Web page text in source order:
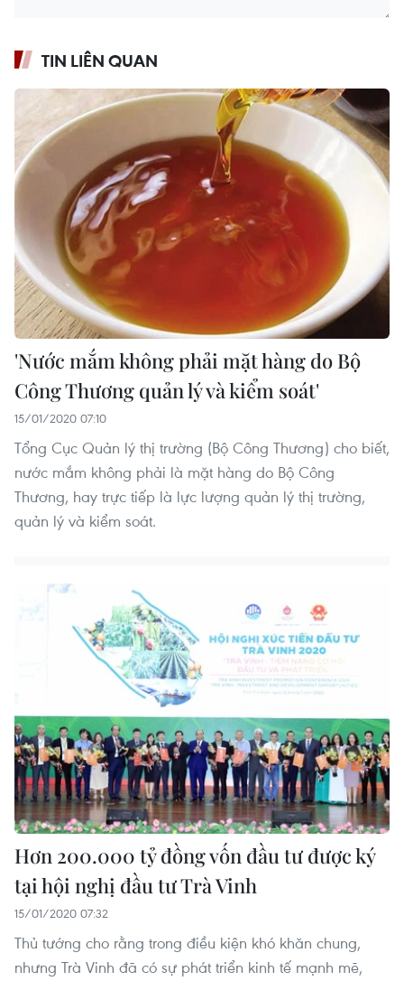
TIN LIÊN QUAN
'Nước mắm không phải mặt hàng do Bộ
Công Thương quản lý và kiểm soát'
15/01/2020 07:10
Tổng Cục Quản lý thị trường (Bộ Công Thương) cho biết,
nước mắm không phải là mặt hàng do Bộ Công
Thương, hay trực tiếp là lực lượng quản lý thị trường,
quản lý và kiểm soát.
Hơn 200.000 tỷ đồng vốn đầu tư được ký
tại hội nghị đầu tư Trà Vinh
15/01/2020 07:32
Thủ tướng cho rằng trong điều kiện khó khăn chung,
nhưng Trà Vinh đã có sự phát triển kinh tế mạnh mẽ,